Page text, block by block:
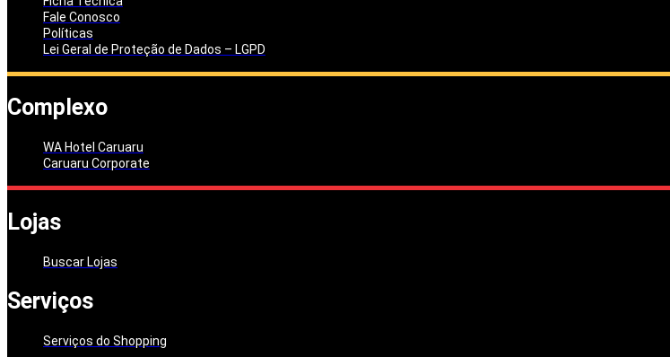
Fale Conosco
Políticas
Lei Geral de Proteção de Dados – LGPD
Complexo
WA Hotel Caruaru
Caruaru Corporate
Lojas
Buscar Lojas
Serviços
Serviços do Shopping